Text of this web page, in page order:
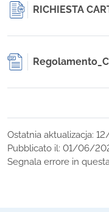
RICHIESTA
Ostatnia aktualizacja:
Pubblicato il: 01/06/
Segnala errore in